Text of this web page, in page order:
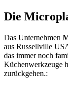
Die
Das Unternehmen
aus Russellville
das immer noch
Küchenwerkzeuge
zurückgehen.: